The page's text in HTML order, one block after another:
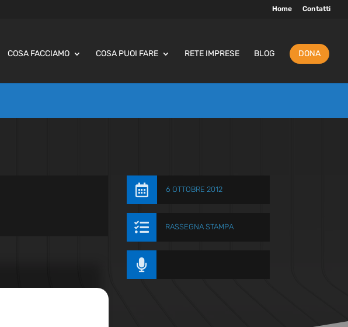
Home Contatti
COSA FACCIAMO COSA PUOI FARE RETE IMPRESE BLOG DONA
 6 OTTOBRE 2012
 RASSEGNA STAMPA
